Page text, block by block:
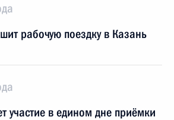
рабочую поездку в Казань
участие в едином дне приёмки